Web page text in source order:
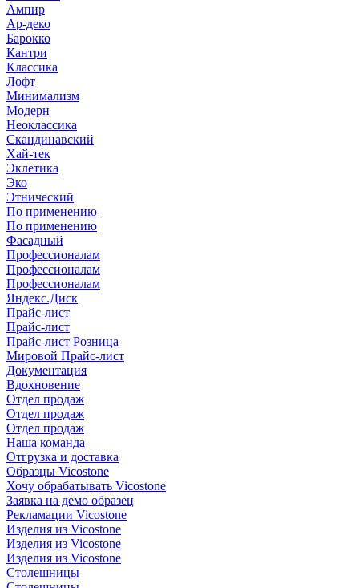
Ампир
Ар-деко
Барокко
Кантри
Классика
Лофт
Минимализм
Модерн
Неоклассика
Скандинавский
Хай-тек
Эклетика
Эко
Этнический
По применению
По применению
Фасадный
Профессионалам
Профессионалам
Профессионалам
Яндекс.Диск
Прайс-лист
Прайс-лист
Прайс-лист Розница
Мировой Прайс-лист
Документация
Вдохновение
Отдел продаж
Отдел продаж
Отдел продаж
Наша команда
Отгрузка и доставка
Образцы Vicostone
Хочу обрабатывать Vicostone
Заявка на демо образец
Рекламации Vicostone
Изделия из Vicostone
Изделия из Vicostone
Изделия из Vicostone
Столешницы